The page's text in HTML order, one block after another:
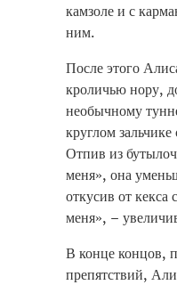
камзоле и с
ним.
После этого
кроличью нору,
необычному
круглом
Отпив из
меня», она
откусив от
меня», –
В конце концов,
препятствий,